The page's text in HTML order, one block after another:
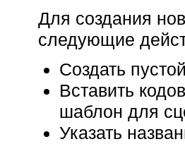
Для создания
следующие
Создать
Вставить
шаблон для
Указать